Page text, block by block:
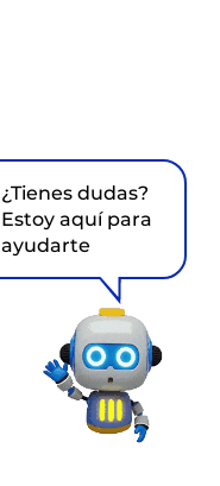
¿Tienes dudas?
Estoy aquí para
ayudarte